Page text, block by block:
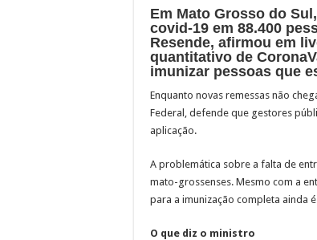
Em Mato Grosso do
covid-19 em 88.400
Resende, afirmou em
quantitativo de
imunizar pessoas que
Enquanto novas remessas não
Federal, defende que gestores
aplicação.
A problemática sobre a falta de
mato-grossenses. Mesmo com a
para a imunização completa ainda
O que diz o ministro